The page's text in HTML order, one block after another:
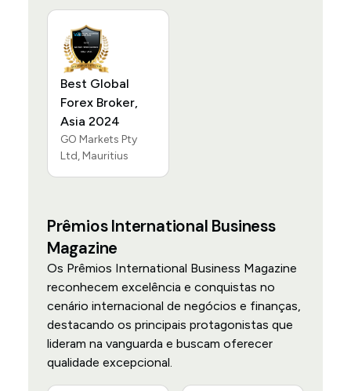
Best Global
Forex Broker,
Asia 2024
GO Markets Pty
Ltd, Mauritius
Prêmios International Business
Magazine
Os Prêmios International Business Magazine
reconhecem excelência e conquistas no
cenário internacional de negócios e finanças,
destacando os principais protagonistas que
lideram na vanguarda e buscam oferecer
qualidade excepcional.